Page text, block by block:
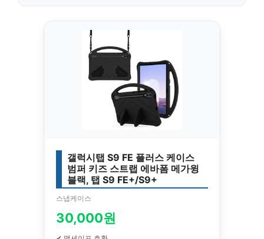
갤럭시탭 S9 FE 플러스 케이스
범퍼 키즈 스트랩 에바폼 메가윙
블랙, 탭 S9 FE+/S9+
스냅케이스
30,000원